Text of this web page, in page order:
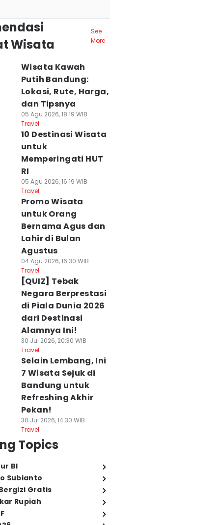
Wisata
See
More
Wisata Kawah
Putih Bandung:
Lokasi, Rute, Harga,
dan Tipsnya
05 Agu 2026, 18:19 WIB
Travel
10 Destinasi Wisata
untuk
Memperingati HUT
RI
05 Agu 2026, 16:19 WIB
Travel
Promo Wisata
untuk Orang
Bernama Agus dan
Lahir di Bulan
Agustus
04 Agu 2026, 16:30 WIB
Travel
[QUIZ] Tebak
Negara Berprestasi
di Piala Dunia 2026
dari Destinasi
Alamnya Ini!
30 Jul 2026, 20:30 WIB
Travel
Selain Lembang, Ini
7 Wisata Sejuk di
Bandung untuk
Refreshing Akhir
Pekan!
30 Jul 2026, 14:30 WIB
Travel
Topics
BI
Subianto
Gratis
Rupiah